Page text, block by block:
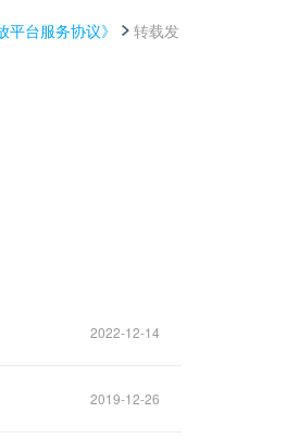
平台服务协议》
转载发
2022-12-14
2019-12-26